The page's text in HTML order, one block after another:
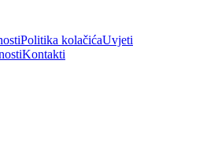
Politika kolačićaUvjeti
Kontakti